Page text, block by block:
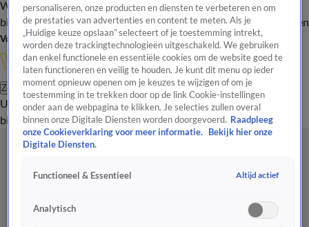
WandelgangenInterviewsUitzending
bijwonenPodcastShopVeelgestelde vragenKijkersvraag insturen
Volg Vandaag Inside
Zoeken
UitzendingenVandaag InsideDe OranjezomerShopUitzending
bijwonen
personaliseren, onze producten en diensten te verbeteren en om
de prestaties van advertenties en content te meten. Als je
„Huidige keuze opslaan” selecteert of je toestemming intrekt,
worden deze trackingtechnologieën uitgeschakeld. We gebruiken
dan enkel functionele en essentiële cookies om de website goed te
laten functioneren en veilig te houden. Je kunt dit menu op ieder
moment opnieuw openen om je keuzes te wijzigen of om je
toestemming in te trekken door op de link Cookie-instellingen
onder aan de webpagina te klikken. Je selecties zullen overal
binnen onze Digitale Diensten worden doorgevoerd. Raadpleeg
onze Cookieverklaring voor meer informatie.
Bekijk hier onze
Digitale Diensten.
Functioneel & Essentieel Altijd actief
Analytisch